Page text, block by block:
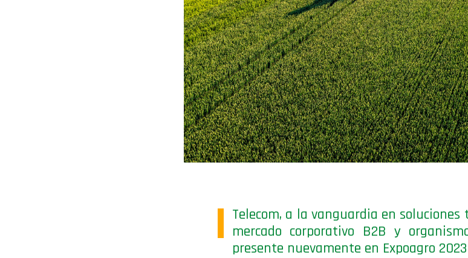
Telecom, a la vanguardia en soluciones
mercado corporativo B2B y
presente nuevamente en Expoagro 2023